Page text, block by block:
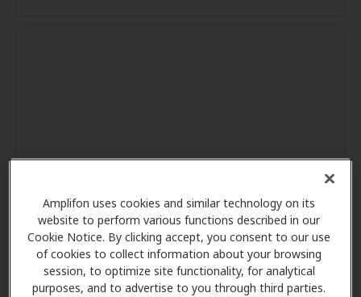
Amplifon uses cookies and similar technology on its
website to perform various functions described in our
Cookie Notice. By clicking accept, you consent to our use
of cookies to collect information about your browsing
session, to optimize site functionality, for analytical
purposes, and to advertise to you through third parties.